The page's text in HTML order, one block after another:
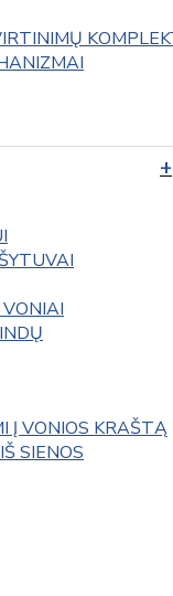
Į VONIOS KRAŠTĄ
SIENOS